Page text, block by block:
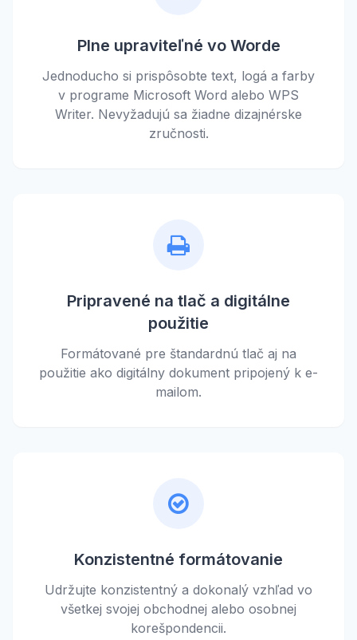
Plne upraviteľné vo Worde
Jednoducho si prispôsobte text, logá a farby
v programe Microsoft Word alebo WPS
Writer. Nevyžadujú sa žiadne dizajnérske
zručnosti.
Pripravené na tlač a digitálne
použitie
Formátované pre štandardnú tlač aj na
použitie ako digitálny dokument pripojený k e-
mailom.
Konzistentné formátovanie
Udržujte konzistentný a dokonalý vzhľad vo
všetkej svojej obchodnej alebo osobnej
korešpondencii.